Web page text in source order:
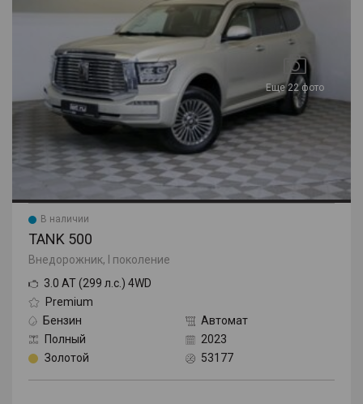
Еще 22 фото
В наличии
TANK 500
Внедорожник, I поколение
3.0 AT (299 л.с.) 4WD
Premium
Бензин
Автомат
Полный
2023
Золотой
53177